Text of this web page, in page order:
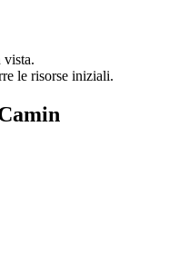
vista.
le risorse iniziali.